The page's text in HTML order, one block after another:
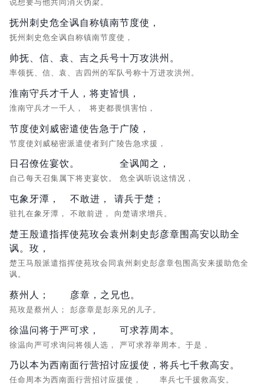
说想要与他共同消灭伪梁。
抚州刺史危全讽自称镇南节度使，
抚州刺史危全讽自称镇南节度使，
帅抚、信、袁、吉之兵号十万攻洪州。
率领抚、信、袁、吉四州的军队号称十万进攻洪州。
淮南守兵才千人，
淮南守兵才一千人，
将吏皆惧，
将吏都畏惧害怕，
节度使刘威密遣使告急于广陵，
节度使刘威秘密派遣使者到广陵告急求援，
日召僚佐宴饮。
自己每天召集属下将吏宴饮。
全讽闻之，
危全讽听说这情况，
屯象牙潭，
驻扎在象牙潭，
不敢进，
不敢前进，
请兵于楚；
向楚请求增兵。
楚王殷遣指挥使苑玫会袁州刺史彭彦章围高安以助全
讽。玫，
楚王马殷派遣指挥使苑玫会同袁州刺史彭彦章包围高安来援助危全
讽。
蔡州人；
苑玫是蔡州人；
彦章，之兄也。
彭彦章是彭亲兄的儿子。
徐温问将于严可求，
徐温向严可求询问将领人选，
可求荐周本。
严可求荐举周本。于是，
乃以本为西南面行营招讨应援使，
任命周本为西南面行营招讨应援使，
将兵七千救高安。
率兵七千援救高安。